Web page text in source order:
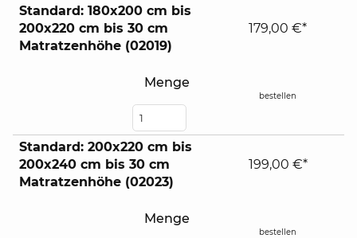
Standard: 180x200 cm bis
200x220 cm bis 30 cm
Matratzenhöhe (02019)
Menge
179,00 €*
bestellen
Standard: 200x220 cm bis
200x240 cm bis 30 cm
Matratzenhöhe (02023)
Menge
199,00 €*
bestellen